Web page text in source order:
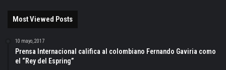
Most Viewed Posts
10 mayo, 2017
Prensa Internacional califica al colombiano Fernando Gaviria como
el “Rey del Espring”